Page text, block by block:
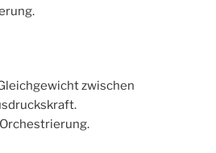
zwischen